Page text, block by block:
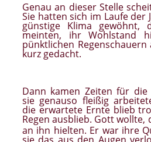
Genau an dieser Stelle
Sie hatten sich im Laufe der
günstige Klima gewöhnt,
meinten, ihr Wohlstand
pünktlichen
kurz gedacht.
Dann kamen Zeiten für
sie genauso fleißig
die erwartete Ernte blieb
Regen ausblieb. Gott wollte,
an ihn hielten. Er war ihre